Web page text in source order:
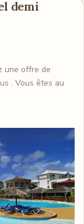
demi
une offre de
. Vous êtes au